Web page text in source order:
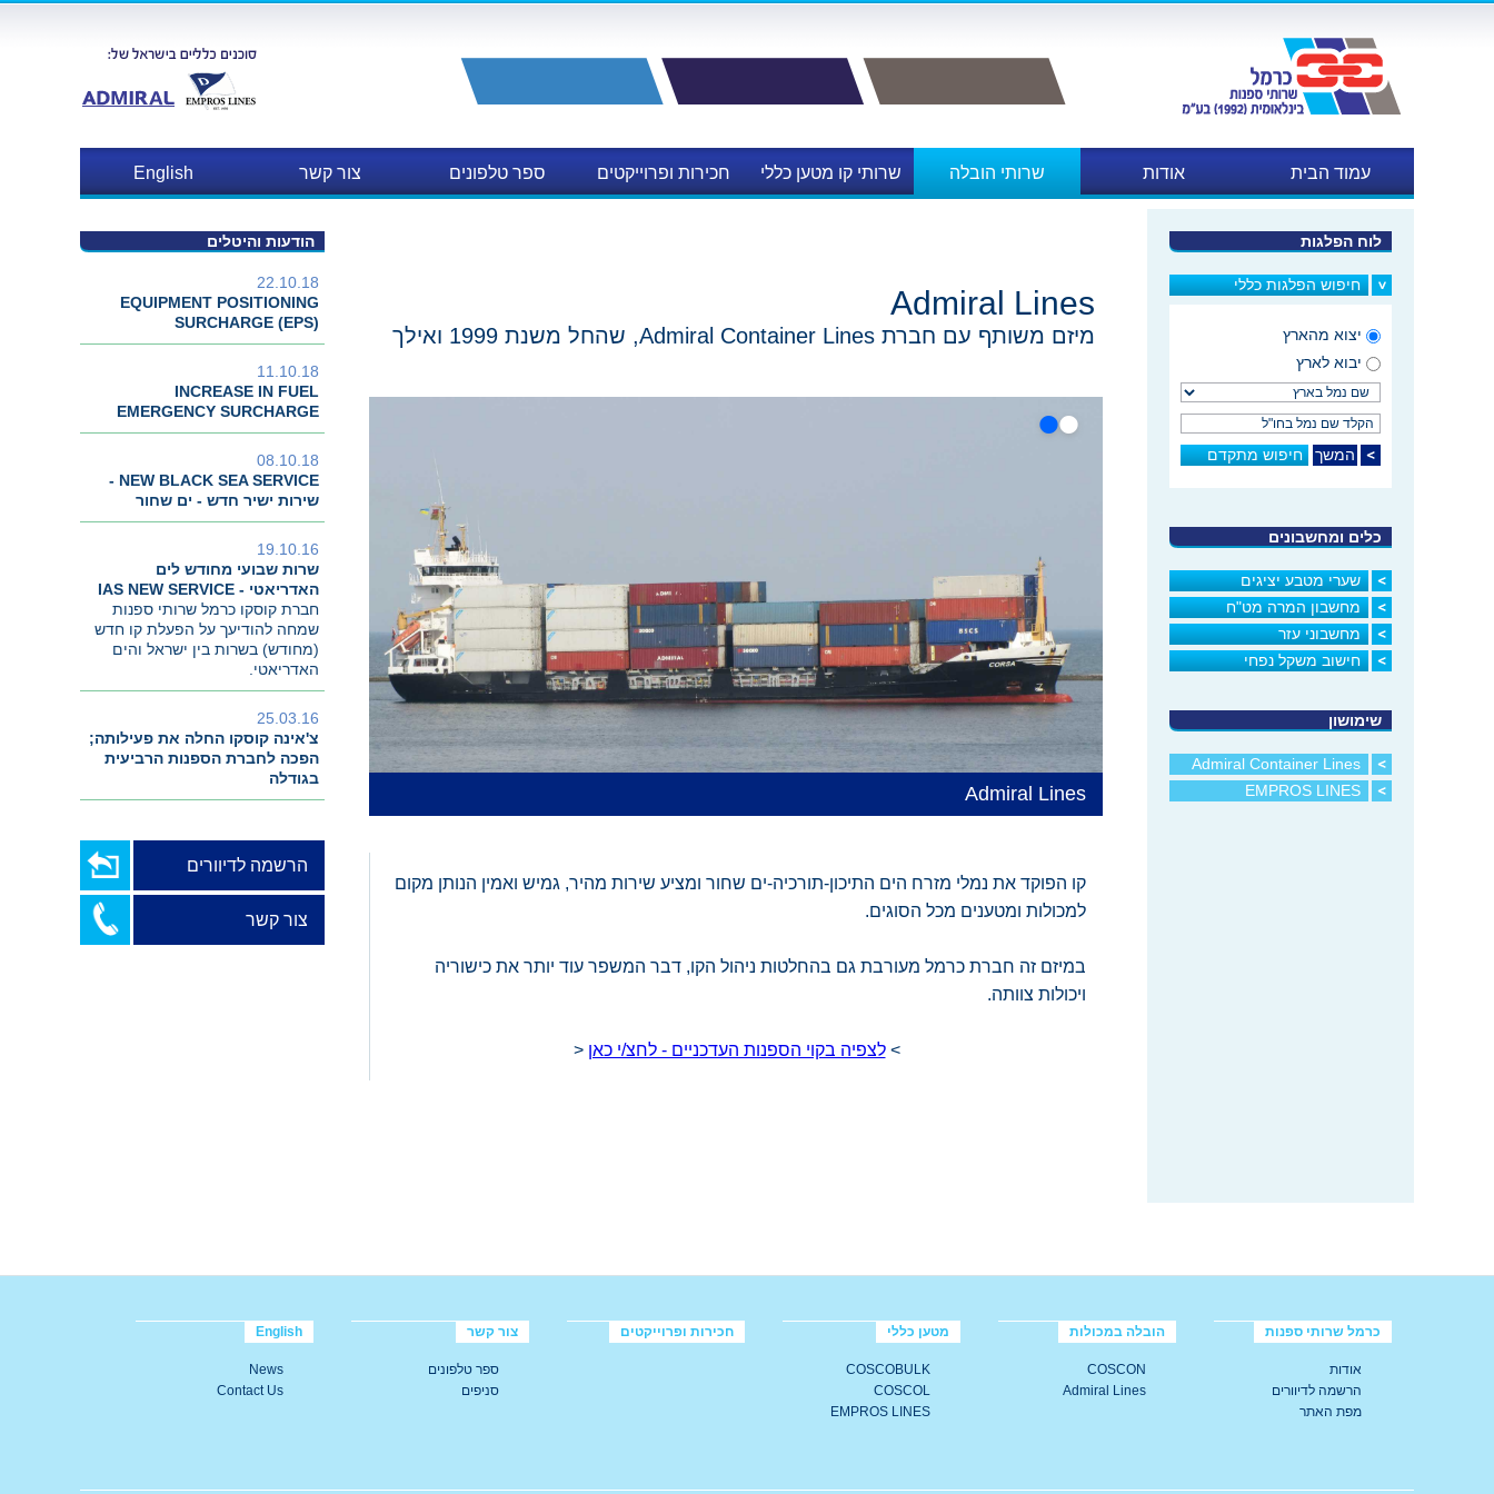
עמוד הבית אודות שרותי הובלה שרותי קו מטען כללי חכירות ופרוייקטים ספר טלפונים צור קשר English
לוח הפלגות
חיפוש הפלגות כללי
יצוא מהארץ
יבוא לארץ
חיפוש מתקדם
כלים ומחשבונים
שערי מטבע יציגים
מחשבון המרה מט"ח
מחשבוני עזר
חישוב משקל נפחי
שימושון
Admiral Container Lines
EMPROS LINES
Admiral Lines
מיזם משותף עם חברת Admiral Container Lines, שהחל משנת 1999 ואילך
Admiral Lines
•
•
קו הפוקד את נמלי מזרח הים התיכון-תורכיה-ים שחור ומציע שירות מהיר, גמיש ואמין הנותן מקום
למכולות ומטענים מכל הסוגים.
במיזם זה חברת כרמל מעורבת גם בהחלטות ניהול הקו, דבר המשפר עוד יותר את כישוריה
ויכולות צוותה.
>לצפיה בקוי הספנות העדכניים - לחצ/י כאן <
הודעות והיטלים
22.10.18
EQUIPMENT POSITIONING
SURCHARGE (EPS)
11.10.18
INCREASE IN FUEL
EMERGENCY SURCHARGE
08.10.18
NEW BLACK SEA SERVICE -
שירות ישיר חדש - ים שחור
19.10.16
שרות שבועי מחודש לים
האדריאטי - IAS NEW SERVICE
חברת קוסקו כרמל שרותי ספנות
שמחה להודיעך על הפעלת קו חדש
(מחודש) בשרות בין ישראל והים
האדריאטי.
25.03.16
צ'אינה קוסקו החלה את פעילותה;
הפכה לחברת הספנות הרביעית
בגודלה
הרשמה לדיוורים
צור קשר
כרמל שרותי ספנות
אודות
הרשמה לדיוורים
מפת האתר
הובלה במכולות
COSCON
Admiral Lines
מטען כללי
COSCOBULK
COSCOL
EMPROS LINES
חכירות ופרוייקטים צור קשר
ספר טלפונים
סניפים
English
News
Contact Us